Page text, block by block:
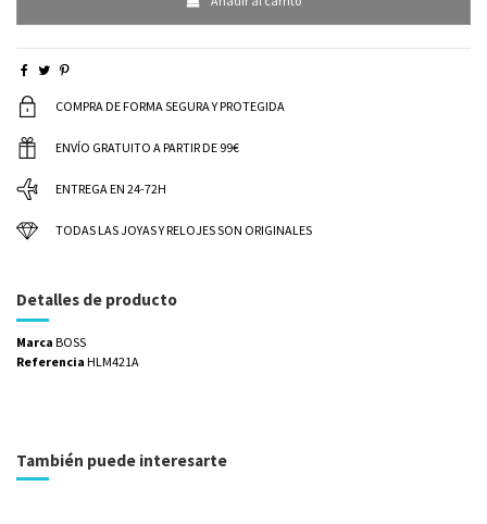
COMPRA DE FORMA SEGURA Y PROTEGIDA
ENVÍO GRATUITO A PARTIR DE 99€
ENTREGA EN 24-72H
TODAS LAS JOYAS Y RELOJES SON ORIGINALES
Detalles de producto
Marca BOSS
Referencia HLM421A
También puede interesarte